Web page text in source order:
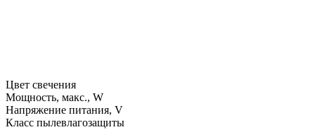
Цвет свечения
Мощность, макс., W
Напряжение питания, V
Класс пылевлагозащиты